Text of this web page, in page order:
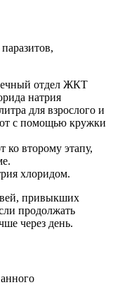
отдел ЖКТ
натрия
для взрослого и
с помощью кружки
второму этапу,
хлоридом.
привыкших
продолжать
через день.